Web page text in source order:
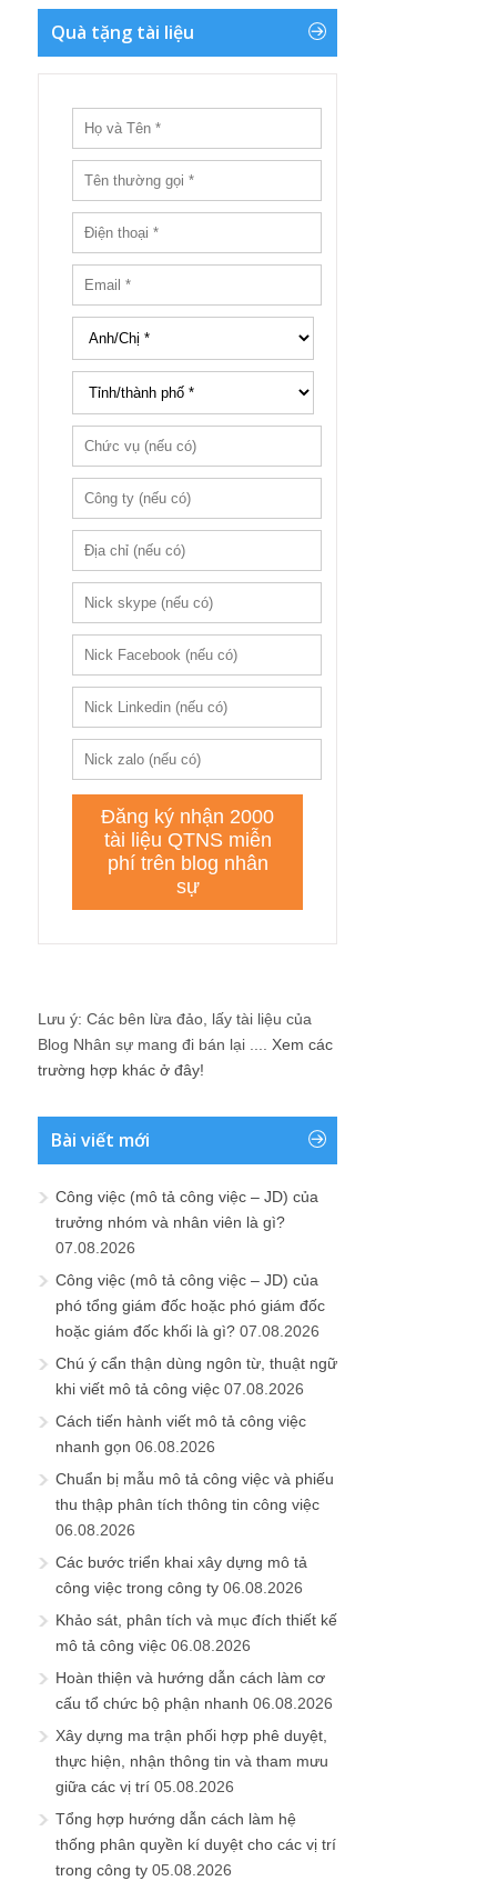
Quà tặng tài liệu
Lưu ý: Các bên lừa đảo, lấy tài liệu của
Blog Nhân sự mang đi bán lại .... Xem các
trường hợp khác ở đây!
Bài viết mới
Công việc (mô tả công việc – JD) của
trưởng nhóm và nhân viên là gì?
07.08.2026
Công việc (mô tả công việc – JD) của
phó tổng giám đốc hoặc phó giám đốc
hoặc giám đốc khối là gì? 07.08.2026
Chú ý cẩn thận dùng ngôn từ, thuật ngữ
khi viết mô tả công việc 07.08.2026
Cách tiến hành viết mô tả công việc
nhanh gọn 06.08.2026
Chuẩn bị mẫu mô tả công việc và phiếu
thu thập phân tích thông tin công việc
06.08.2026
Các bước triển khai xây dựng mô tả
công việc trong công ty 06.08.2026
Khảo sát, phân tích và mục đích thiết kế
mô tả công việc 06.08.2026
Hoàn thiện và hướng dẫn cách làm cơ
cấu tổ chức bộ phận nhanh 06.08.2026
Xây dựng ma trận phối hợp phê duyệt,
thực hiện, nhận thông tin và tham mưu
giữa các vị trí 05.08.2026
Tổng hợp hướng dẫn cách làm hệ
thống phân quyền kí duyệt cho các vị trí
trong công ty 05.08.2026